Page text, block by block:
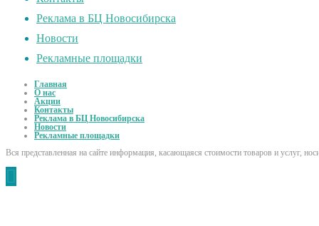
Реклама в БЦ Новосибирска
Новости
Рекламные площадки
Главная
О нас
Акции
Контакты
Реклама в БЦ Новосибирска
Новости
Рекламные площадки
Вся представленная на сайте информация, касающаяся стоимости товаров и услуг,